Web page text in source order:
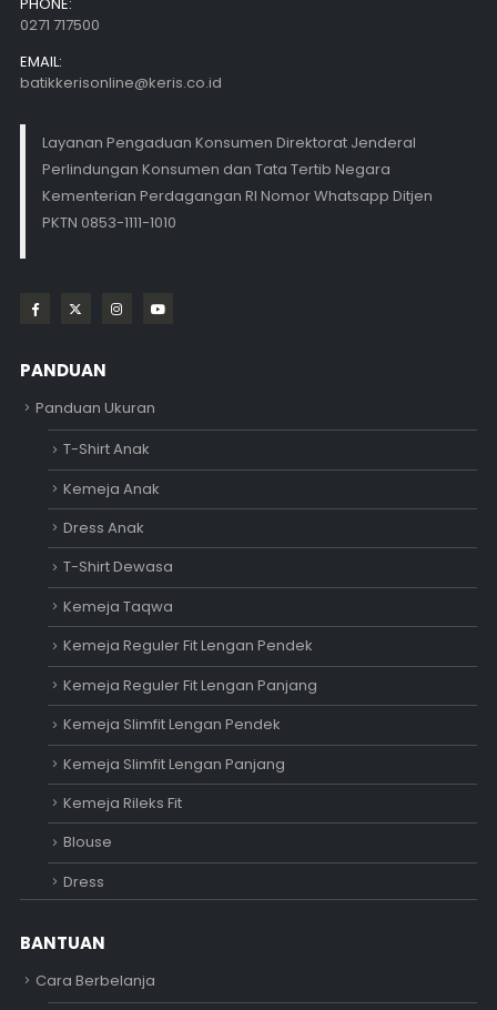
0271 717500
EMAIL:
batikkerisonline@keris.co.id
Layanan Pengaduan Konsumen Direktorat Jenderal
Perlindungan Konsumen dan Tata Tertib Negara
Kementerian Perdagangan RI Nomor Whatsapp Ditjen
PKTN 0853-1111-1010
PANDUAN
Panduan Ukuran
T-Shirt Anak
Kemeja Anak
Dress Anak
T-Shirt Dewasa
Kemeja Taqwa
Kemeja Reguler Fit Lengan Pendek
Kemeja Reguler Fit Lengan Panjang
Kemeja Slimfit Lengan Pendek
Kemeja Slimfit Lengan Panjang
Kemeja Rileks Fit
Blouse
Dress
BANTUAN
Cara Berbelanja